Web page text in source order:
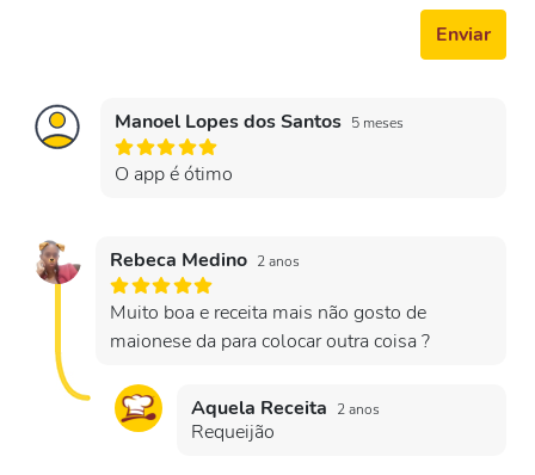
Enviar
Manoel Lopes dos Santos 5 meses
O app é ótimo
Rebeca Medino 2 anos
Muito boa e receita mais não gosto de
maionese da para colocar outra coisa ?
Aquela Receita 2 anos
Requeijão